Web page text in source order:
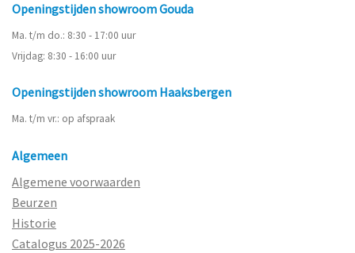
Openingstijden showroom Gouda
Ma. t/m do.: 8:30 - 17:00 uur
Vrijdag: 8:30 - 16:00 uur
Openingstijden showroom Haaksbergen
Ma. t/m vr.: op afspraak
Algemeen
Algemene voorwaarden
Beurzen
Historie
Catalogus 2025-2026